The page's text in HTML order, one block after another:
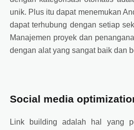
unik. Plus itu dapat menemukan
dapat terhubung dengan setiap
Manajemen proyek dan
dengan alat yang sangat baik dan
Social media
Link building adalah hal yang